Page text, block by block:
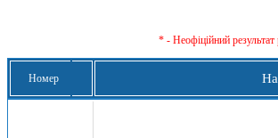
* - Неофіційний
Номер